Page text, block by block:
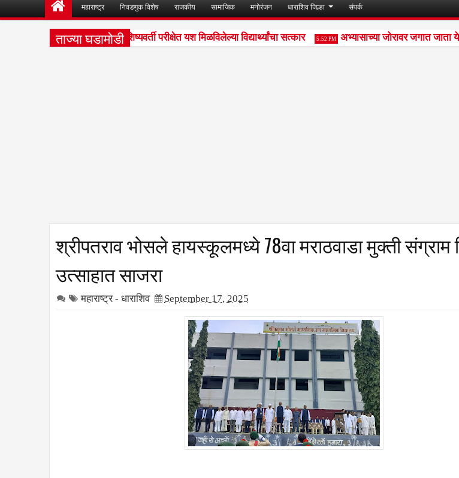
महाराष्ट्र निवडणुक विशेष राजकीय सामाजिक मनोरंजन धाराशिव जिल्हा संपर्क
ताज्या घडामोडी
श्रीपतराव भोसले हायस्कूलमध्ये शिष्यवर्ती परीक्षेत यश मिळविलेल्या विद्यार्थ्यांचा सत्कार 5:52 PM अभ्यासाच्या जोरावर जगात जाता
श्रीपतराव भोसले हायस्कूलमध्ये 78वा मराठवाडा मुक्ती संग्राम
उत्साहात साजरा
महाराष्ट्र - धाराशिव September 17, 2025